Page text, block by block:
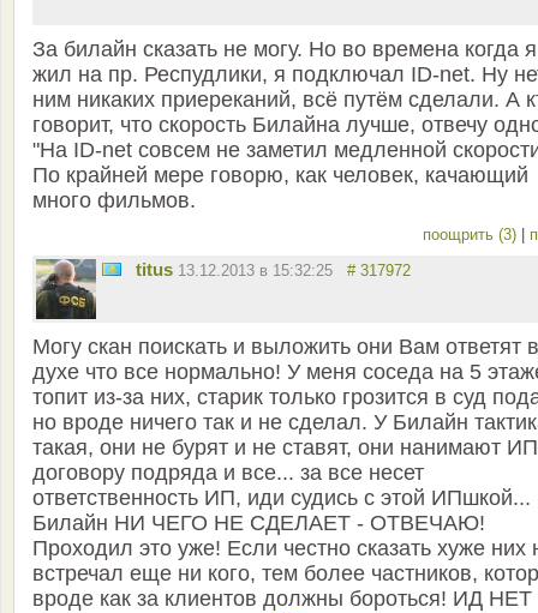
За билайн сказать не могу. Но во времена когда я
жил на пр. Респудлики, я подключал ID-net. Ну
ним никаких приереканий, всё путём сделали. А
говорит, что скорость Билайна лучше, отвечу
"На ID-net совсем не заметил медленной
По крайней мере говорю, как человек, качающий
много фильмов.
поощрить (3)
titus 13.12.2013 в 15:32:25 # 317972
Могу скан поискать и выложить они Вам ответят в
духе что все нормально! У меня соседа на 5
топит из-за них, старик только грозится в суд
но вроде ничего так и не сделал. У Билайн
такая, они не бурят и не ставят, они нанимают
договору подряда и все... за все несет
ответственность ИП, иди судись с этой ИПшкой...
Билайн НИ ЧЕГО НЕ СДЕЛАЕТ - ОТВЕЧАЮ!
Проходил это уже! Если честно сказать хуже них
встречал еще ни кого, тем более частников,
вроде как за клиентов должны бороться! ИД НЕТ